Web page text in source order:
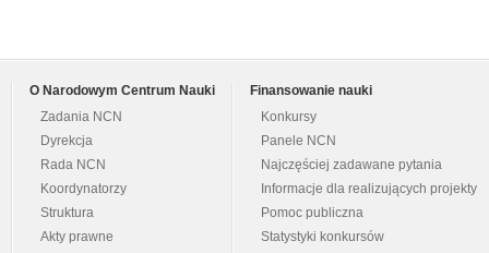
O Narodowym Centrum Nauki
Zadania NCN
Dyrekcja
Rada NCN
Koordynatorzy
Struktura
Akty prawne
Finansowanie nauki
Konkursy
Panele NCN
Najczęściej zadawane pytania
Informacje dla realizujących projekty
Pomoc publiczna
Statystyki konkursów